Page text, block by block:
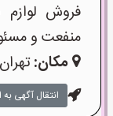
فروش
منفعت و
مکان:
انتقال آگهی